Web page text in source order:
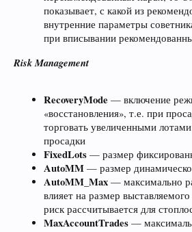
показывает, с какой из
внутренние параметры
при вписывании
Risk Management
RecoveryMode — включение
«восстановления», т.е. при
торговать увеличенными
просадки
FixedLots — размер
AutoMM — размер
AutoMM_Max — максимально
влияет на размер
риск рассчитывается для
MaxAccountTrades —